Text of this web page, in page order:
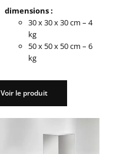
dimensions :
30 x 30 x 30 cm – 4
kg
50 x 50 x 50 cm – 6
kg
Voir le produit